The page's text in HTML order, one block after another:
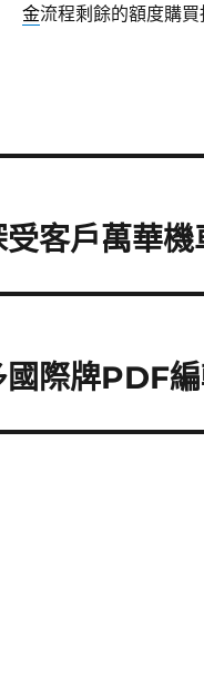
金流程剩餘的額度購買
客戶萬華
際牌PDF